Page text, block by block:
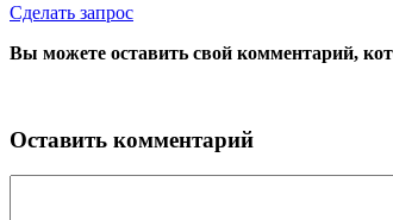
Сделать запрос
Вы можете оставить свой комментарий,
Оставить комментарий